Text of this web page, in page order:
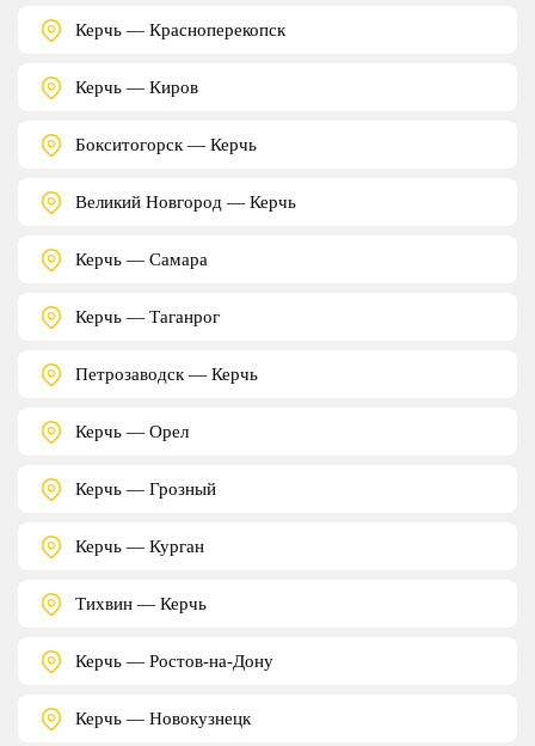
Керчь — Красноперекопск
Керчь — Киров
Бокситогорск — Керчь
Великий Новгород — Керчь
Керчь — Самара
Керчь — Таганрог
Петрозаводск — Керчь
Керчь — Орел
Керчь — Грозный
Керчь — Курган
Тихвин — Керчь
Керчь — Ростов-на-Дону
Керчь — Новокузнецк